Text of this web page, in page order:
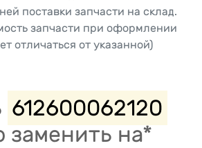
поставки запчасти на склад.
запчасти при оформлении
отличаться от указанной)
612600062120
заменить на*